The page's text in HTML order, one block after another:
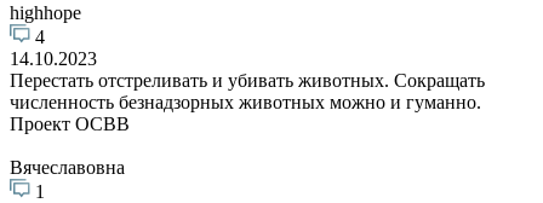
highhope
4
14.10.2023
Перестать отстреливать и убивать животных. Сокращать
численность безнадзорных животных можно и гуманно.
Проект ОСВВ
Вячеславовна
1